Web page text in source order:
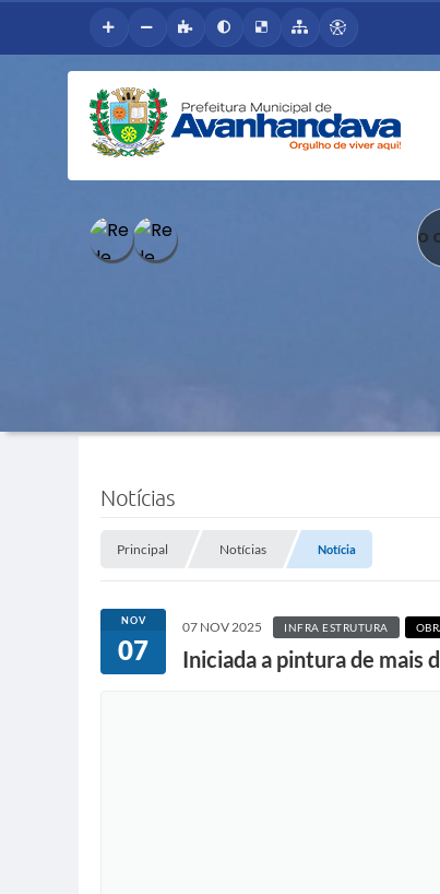
O
Notícias
Principal Notícias Notícia
NOV
07
07 NOV 2025 INFRA ESTRUTURA
Iniciada a pintura de mais